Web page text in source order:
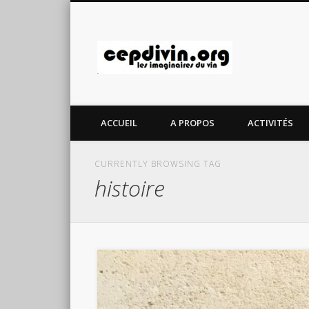
ACCUEIL A PROPOS ACTIVITÉS
CURRENTLY BROWSING TAG
histoire